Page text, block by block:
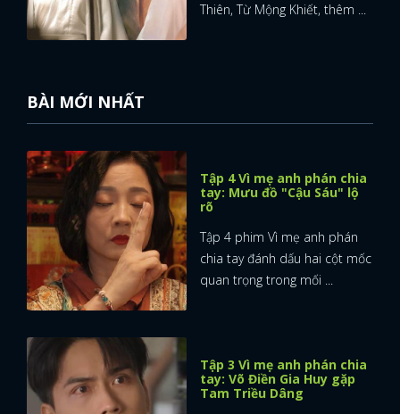
Thiên, Từ Mộng Khiết, thêm ...
BÀI MỚI NHẤT
Tập 4 Vì mẹ anh phán chia
tay: Mưu đồ "Cậu Sáu" lộ
rõ
Tập 4 phim Vì mẹ anh phán
chia tay đánh dấu hai cột mốc
quan trọng trong mối ...
Tập 3 Vì mẹ anh phán chia
tay: Võ Điền Gia Huy gặp
Tam Triều Dâng